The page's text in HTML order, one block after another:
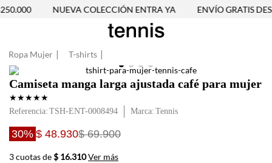
NUEVA COLECCIÓN ENTRA YA ENVÍO GRATIS
Ropa Mujer T-shirts
Camiseta manga larga ajustada café para mujer
★★★★★
Referencia: TSH-ENT-0008494 Tennis
30% $ 48.930$ 69.900
3 cuotas de$ 16.310Ver más